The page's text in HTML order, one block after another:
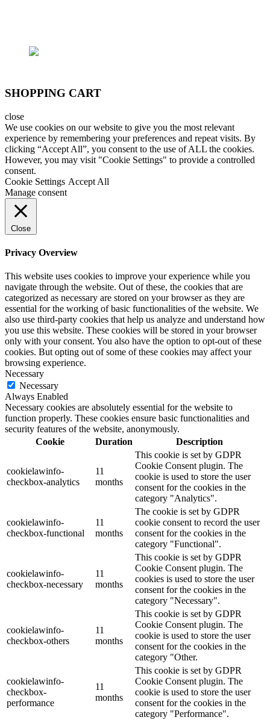
SHOPPING CART
close
We use cookies on our website to give you the most relevant
experience by remembering your preferences and repeat visits. By
clicking “Accept All”, you consent to the use of ALL the cookies.
However, you may visit "Cookie Settings" to provide a controlled
consent.
Cookie Settings Accept All
Manage consent
Close
Privacy Overview
This website uses cookies to improve your experience while you
navigate through the website. Out of these, the cookies that are
categorized as necessary are stored on your browser as they are
essential for the working of basic functionalities of the website. We
also use third-party cookies that help us analyze and understand how
you use this website. These cookies will be stored in your browser
only with your consent. You also have the option to opt-out of these
cookies. But opting out of some of these cookies may affect your
browsing experience.
Necessary
Necessary
Always Enabled
Necessary cookies are absolutely essential for the website to
function properly. These cookies ensure basic functionalities and
security features of the website, anonymously.
Cookie
Duration Description
cookielawinfo-
checkbox-analytics
11
months
This cookie is set by GDPR
Cookie Consent plugin. The
cookie is used to store the user
consent for the cookies in the
category "Analytics".
cookielawinfo-
checkbox-functional
11
months
The cookie is set by GDPR
cookie consent to record the user
consent for the cookies in the
category "Functional".
cookielawinfo-
checkbox-necessary
11
months
This cookie is set by GDPR
Cookie Consent plugin. The
cookies is used to store the user
consent for the cookies in the
category "Necessary".
cookielawinfo-
checkbox-others
11
months
This cookie is set by GDPR
Cookie Consent plugin. The
cookie is used to store the user
consent for the cookies in the
category "Other.
cookielawinfo-
checkbox-
performance
11
months
This cookie is set by GDPR
Cookie Consent plugin. The
cookie is used to store the user
consent for the cookies in the
category "Performance".